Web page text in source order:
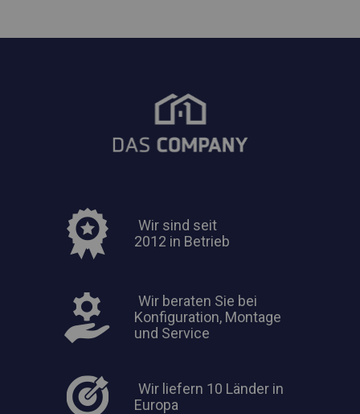
Wir sind seit
2012 in Betrieb
Wir beraten Sie bei
Konfiguration, Montage
und Service
Wir liefern 10 Länder in
Europa